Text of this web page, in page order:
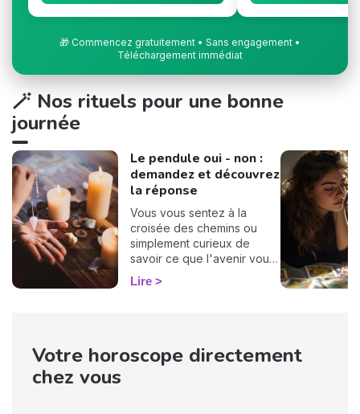
🎁 Commencez gratuitement • Sans engagement •
Téléchargement immédiat
🪄 Nos rituels pour une bonne
journée
Le pendule oui - non :
demandez et découvrez
la réponse
Vous vous sentez à la
croisée des chemins ou
simplement curieux de
savoir ce que l'avenir vous
réserve ? Besoin d'une
réponse claire ? Alors vous
pendule divinatoire qui
vous répondra par oui ou
Lire
Votre horoscope directement
chez vous